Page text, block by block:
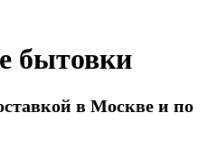
бытовки
в Москве и по